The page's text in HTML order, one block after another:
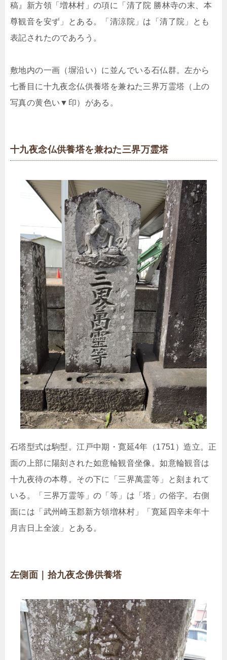
稿』新方領「増林村」の項に「清了院 勝林寺の末、本
尊観音を安ず」とある。「清涼院」は「清了院」とも
表記されたのであろう。
敷地内の一画（塀沿い）に並んでいる石仏群。左から
七番目に十九夜念仏供養塔を兼ねた三界万霊塔（上の
写真の黄色い▼印）がある。
十九夜念仏供養塔を兼ねた三界万霊塔
石塔型式は駒型。江戸中期・寛延4年（1751）造立。正
面の上部に陽刻された如意輪観音坐像。如意輪観音は
十九夜待の本尊。その下に「三界萬霊等」と刻まれて
いる。「三界万霊等」の「等」は「塔」の俗字。右側
面には「武州崎玉郡新方領増林村」「寛延四辛未年十
月吉日上全波」とある。
左側面｜拾九夜念佛供養塔